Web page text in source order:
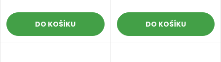
DO KOŠÍKU DO KOŠÍKU